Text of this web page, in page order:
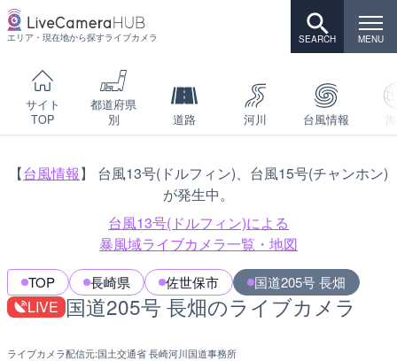
エリア・現在地から探すライブカメラ
サイト
TOP
都道府県
別
道路 河川 台風情報
【台風情報】 台風13号(ドルフィン)、台風15号(チャンホン)
が発生中。
台風13号(ドルフィン)による
暴風域ライブカメラ一覧・地図
TOP 長崎県 佐世保市 国道205号 長畑
LIVE 国道205号 長畑のライブカメラ
ライブカメラ配信元:国土交通省 長崎河川国道事務所